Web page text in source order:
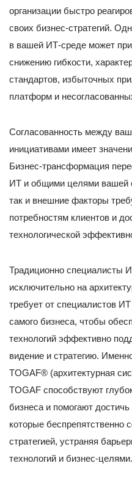
организации быстро
своих бизнес-стратегий.
в вашей ИТ-среде может
снижению гибкости,
стандартов, избыточных
платформ и
Согласованность между
инициативами имеет
Бизнес-трансформация
ИТ и общими целями вашей
так и внешние факторы
потребностям клиентов и
технологической
Традиционно специалисты
исключительно на
требует от специалистов
самого бизнеса, чтобы
технологий эффективно
видение и стратегию.
TOGAF® (архитектурная
TOGAF способствуют
бизнеса и помогают
которые беспрепятственно
стратегией, устраняя
технологий и бизнес-целями.